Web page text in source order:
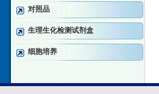
对照品
生理生化检测试剂盒
细胞培养